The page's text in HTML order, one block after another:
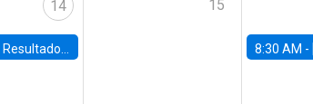
14
Resultados Encuesta Casen 2024: Repercusiones para el Chile de hoy
15
8:30 AM -